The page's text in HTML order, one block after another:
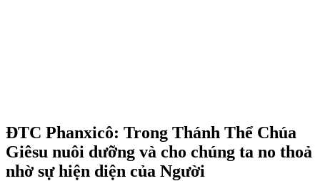
ĐTC Phanxicô: Trong Thánh Thể Chúa
Giêsu nuôi dưỡng và cho chúng ta no thoả
nhờ sự hiện diện của Người